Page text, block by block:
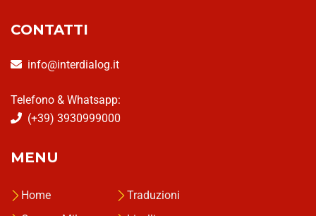
CONTATTI
info@interdialog.it
Telefono & Whatsapp:
(+39) 3930999000
MENU
Home
Traduzioni